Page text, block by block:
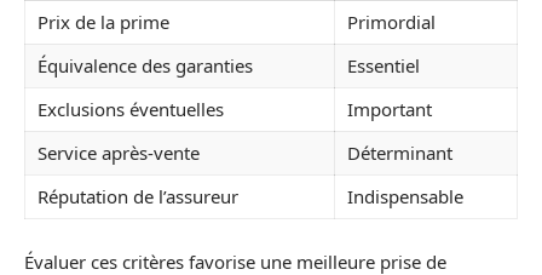
Prix de la prime
Primordial
Équivalence des garanties
Essentiel
Exclusions éventuelles
Important
Service après-vente
Déterminant
Réputation de l’assureur
Indispensable
Évaluer ces critères favorise une meilleure prise de